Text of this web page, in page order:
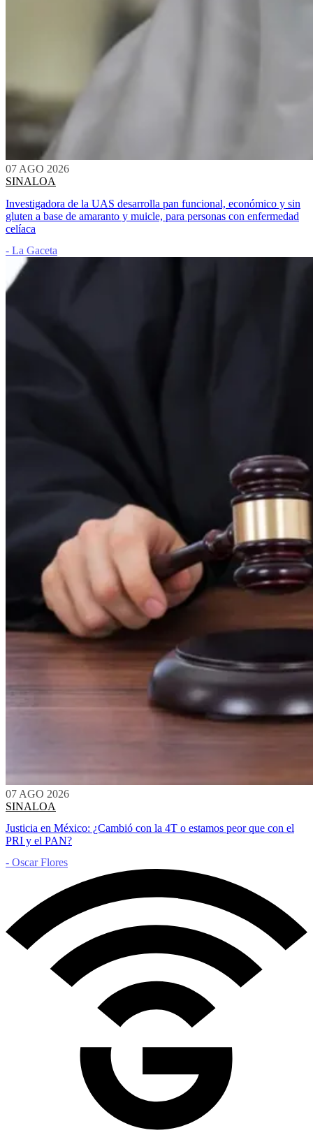
07 AGO 2026
SINALOA
Investigadora de la UAS desarrolla pan funcional, económico y sin
gluten a base de amaranto y muicle, para personas con enfermedad
celíaca
- La Gaceta
07 AGO 2026
SINALOA
Justicia en México: ¿Cambió con la 4T o estamos peor que con el
PRI y el PAN?
- Oscar Flores